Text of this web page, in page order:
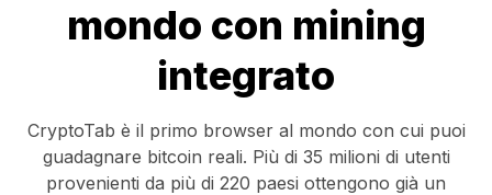
mondo con mining
integrato
CryptoTab è il primo browser al mondo con cui puoi
guadagnare bitcoin reali. Più di 35 milioni di utenti
provenienti da più di 220 paesi ottengono già un